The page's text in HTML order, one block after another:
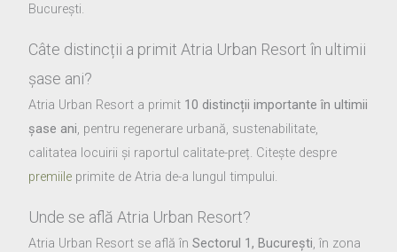
București.
Câte distincții a primit Atria Urban Resort în ultimii
șase ani?
Atria Urban Resort a primit 10 distincții importante în ultimii
șase ani, pentru regenerare urbană, sustenabilitate,
calitatea locuirii și raportul calitate-preț. Citește despre
premiile primite de Atria de-a lungul timpului.
Unde se află Atria Urban Resort?
Atria Urban Resort se află înSectorul 1, București , în zona